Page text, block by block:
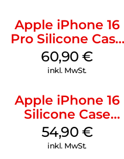
Apple iPhone 16
Pro Silicone Case
MagSafe Stone
Gray
60,90€
inkl. MwSt.
Apple iPhone 16
Silicone Case
MagSafe Lake
Green
54,90 €
inkl. MwSt.